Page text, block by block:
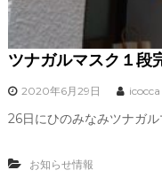
ツナガルマスク１段
2020年6月29日 icocca
26日にひのみなみツナガ
お知らせ情報